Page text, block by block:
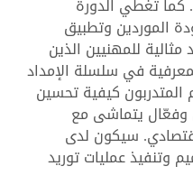
كما تغطي الدورة
الموردين وتطبيق
للمهنيين الذين
في سلسلة الإمداد
المتدربون كيفية تحسين
وفعّال يتماشى مع
سيكون لدى
وتنفيذ عمليات توريد